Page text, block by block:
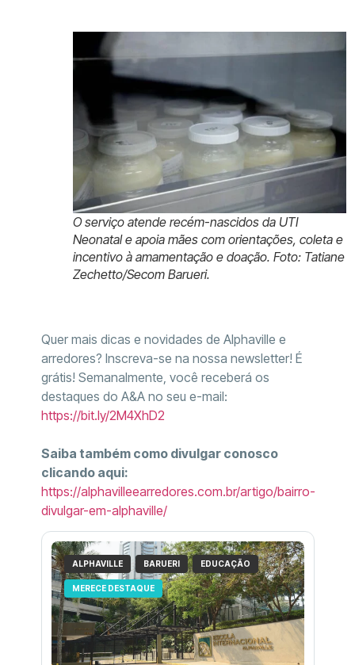
O serviço atende recém-nascidos da UTI
Neonatal e apoia mães com orientações, coleta e
incentivo à amamentação e doação. Foto: Tatiane
Zechetto/Secom Barueri.
Quer mais dicas e novidades de Alphaville e
arredores? Inscreva-se na nossa newsletter! É
grátis! Semanalmente, você receberá os
destaques do A&A no seu e-mail:
https://bit.ly/2M4XhD2
Saiba também como divulgar conosco
clicando aqui:
https://alphavilleearredores.com.br/artigo/bairro-
divulgar-em-alphaville/
ALPHAVILLE BARUERI EDUCAÇÃO
MERECE DESTAQUE